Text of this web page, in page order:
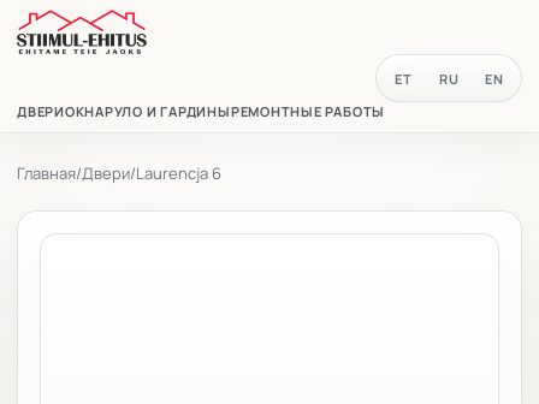
ДВЕРИОКНАРУЛО И ГАРДИНЫРЕМОНТНЫЕ РАБОТЫ
ET RU EN
Главная/Двери/Laurencja 6